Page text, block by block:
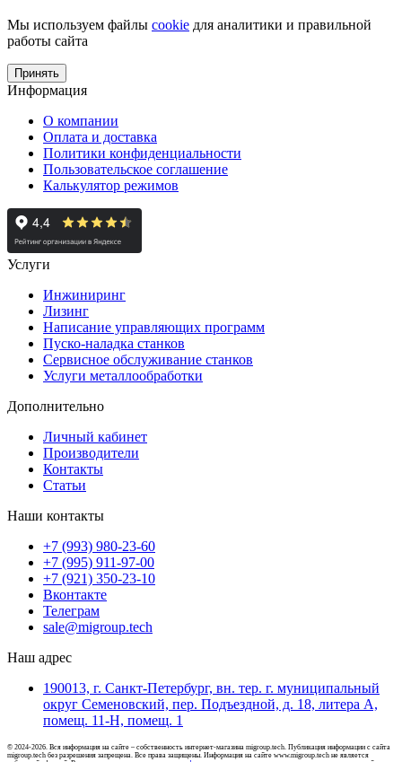
Мы используем файлы cookie для аналитики и правильной
работы сайта
Принять
Информация
О компании
Оплата и доставка
Политики конфиденциальности
Пользовательское соглашение
Калькулятор режимов
Услуги
Инжиниринг
Лизинг
Написание управляющих программ
Пуско-наладка станков
Сервисное обслуживание станков
Услуги металлообработки
Дополнительно
Личный кабинет
Производители
Контакты
Статьи
Наши контакты
+7 (993) 980-23-60
+7 (995) 911-97-00
+7 (921) 350-23-10
Вконтакте
Телеграм
sale@migroup.tech
Наш адрес
190013, г. Санкт-Петербург, вн. тер. г. муниципальный
округ Семеновский, пер. Подъездной, д. 18, литера А,
помещ. 11-Н, помещ. 1
© 2024-2026. Вся информация на сайте – собственность интернет-магазина migroup.tech. Публикация информации с сайта
migroup.tech без разрешения запрещена. Все права защищены. Информация на сайте www.migroup.tech не является